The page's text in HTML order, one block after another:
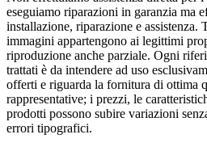
eseguiamo riparazioni in garanzia ma
installazione, riparazione e
immagini appartengono ai legittimi
riproduzione anche parziale. Ogni
trattati è da intendere ad uso
offerti e riguarda la fornitura di ottima
rappresentative; i prezzi, le
prodotti possono subire variazioni
errori tipografici.